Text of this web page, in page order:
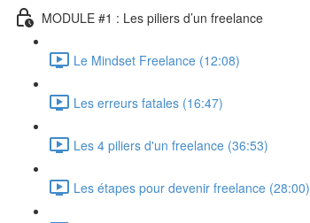
MODULE #1 : Les piliers d’un freelance
Le Mindset Freelance (12:08)
Les erreurs fatales (16:47)
Les 4 piliers d'un freelance (36:53)
Les étapes pour devenir freelance (28:00)